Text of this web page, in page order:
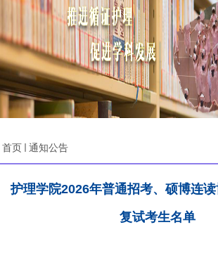
首页 通知公告
护理学院2026年普通招考、硕博连
复试考生名单